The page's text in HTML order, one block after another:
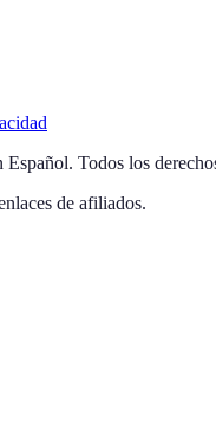
Español. Todos los
de afiliados.